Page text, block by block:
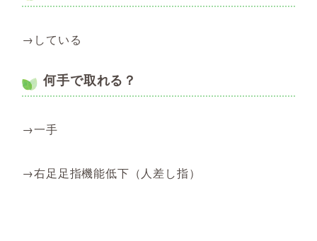
→している
何手で取れる？
→一手
→右足足指機能低下（人差し指）